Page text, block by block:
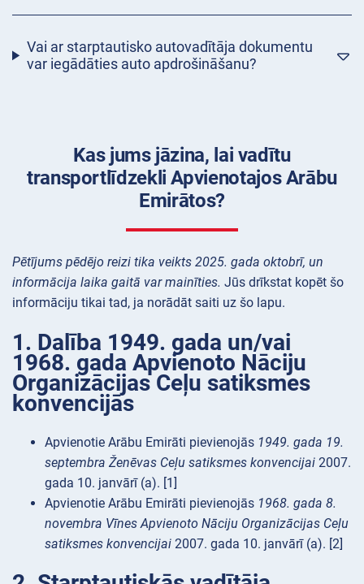
Vai ar starptautisko autovadītāja dokumentu
var iegādāties auto apdrošināšanu?
Kas jums jāzina, lai vadītu
transportlīdzekli Apvienotajos Arābu
Emirātos?
Pētījums pēdējo reizi tika veikts 2025. gada oktobrī, un
informācija laika gaitā var mainīties. Jūs drīkstat kopēt šo
informāciju tikai tad, ja norādāt saiti uz šo lapu.
1. Dalība 1949. gada un/vai
1968. gada Apvienoto Nāciju
Organizācijas Ceļu satiksmes
konvencijās
Apvienotie Arābu Emirāti pievienojās 1949. gada 19.
septembra Ženēvas Ceļu satiksmes konvencijai 2007.
gada 10. janvārī (a). [1]
Apvienotie Arābu Emirāti pievienojās 1968. gada 8.
novembra Vīnes Apvienoto Nāciju Organizācijas Ceļu
satiksmes konvencijai 2007. gada 10. janvārī (a). [2]